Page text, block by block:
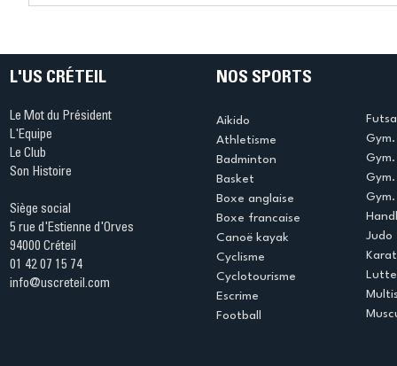
L'US CRÉTEIL
Le Mot du Président
L'Equipe
Le Club
Son Histoire
Siège social
5 rue d'Estienne d'Orves
94000 Créteil
01 42 07 15 74
info@uscreteil.com
NOS SPORTS
Aikido
Athletisme
Badminton
Basket
Boxe anglaise
Boxe francaise
Canoë kayak
Cyclisme
Cyclotourisme
Escrime
Football
Judo
Lutte